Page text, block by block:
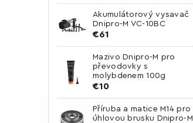
Akumulátorový vysavač
Dnipro-M VC-10BC
€61
Mazivo Dnipro-M pro
převodovky s
molybdenem 100g
€10
Příruba a matice M14 pro
úhlovou brusku Dnipro-M